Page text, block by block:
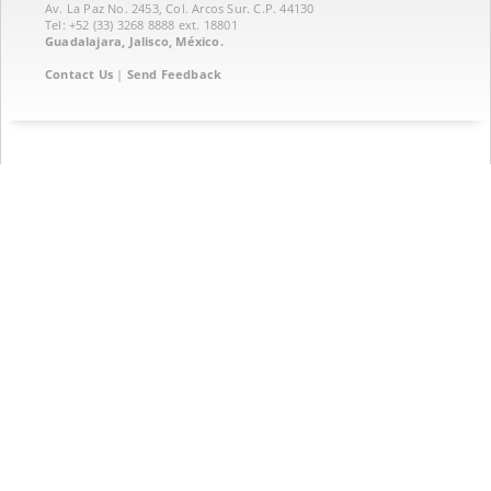
Av. La Paz No. 2453, Col. Arcos Sur. C.P. 44130
Tel: +52 (33) 3268 8888‏ ext. 18801
Guadalajara, Jalisco, México.
Contact Us | Send Feedback